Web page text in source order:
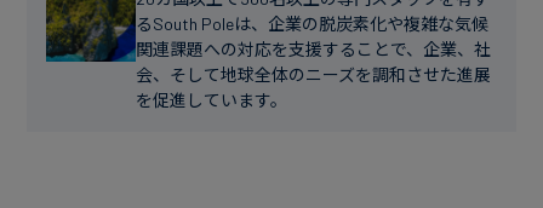
イ
ナ
ン
るSouth Poleは、企業の脱炭素化や複雑な気候
関連課題への対応を支援することで、企業、社
会、そして地球全体のニーズを調和させた進展
を促進しています。